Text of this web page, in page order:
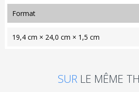
format
19,4 cm × 24,0 cm × 1,5 cm
SUR LE MÊME